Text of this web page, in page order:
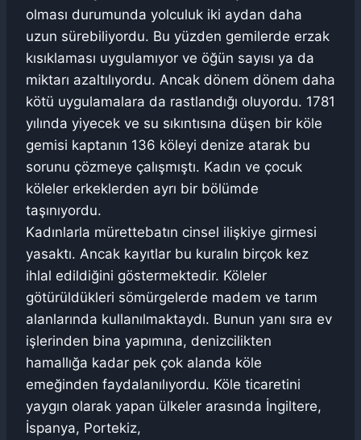
olması durumunda yolculuk iki aydan daha
uzun sürebiliyordu. Bu yüzden gemilerde erzak
kısıklaması uygulamıyor ve öğün sayısı ya da
miktarı azaltılıyordu. Ancak dönem dönem daha
kötü uygulamalara da rastlandığı oluyordu. 1781
yılında yiyecek ve su sıkıntısına düşen bir köle
gemisi kaptanın 136 köleyi denize atarak bu
sorunu çözmeye çalışmıştı. Kadın ve çocuk
köleler erkeklerden ayrı bir bölümde
taşınıyordu.
Kadınlarla mürettebatın cinsel ilişkiye girmesi
yasaktı. Ancak kayıtlar bu kuralın birçok kez
ihlal edildiğini göstermektedir. Köleler
götürüldükleri sömürgelerde madem ve tarım
alanlarında kullanılmaktaydı. Bunun yanı sıra ev
işlerinden bina yapımına, denizcilikten
hamallığa kadar pek çok alanda köle
emeğinden faydalanılıyordu. Köle ticaretini
yaygın olarak yapan ülkeler arasında İngiltere,
İspanya, Portekiz,